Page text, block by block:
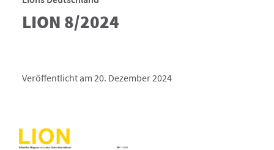
LION 8/2024
Veröffentlicht am 20. Dezember 2024